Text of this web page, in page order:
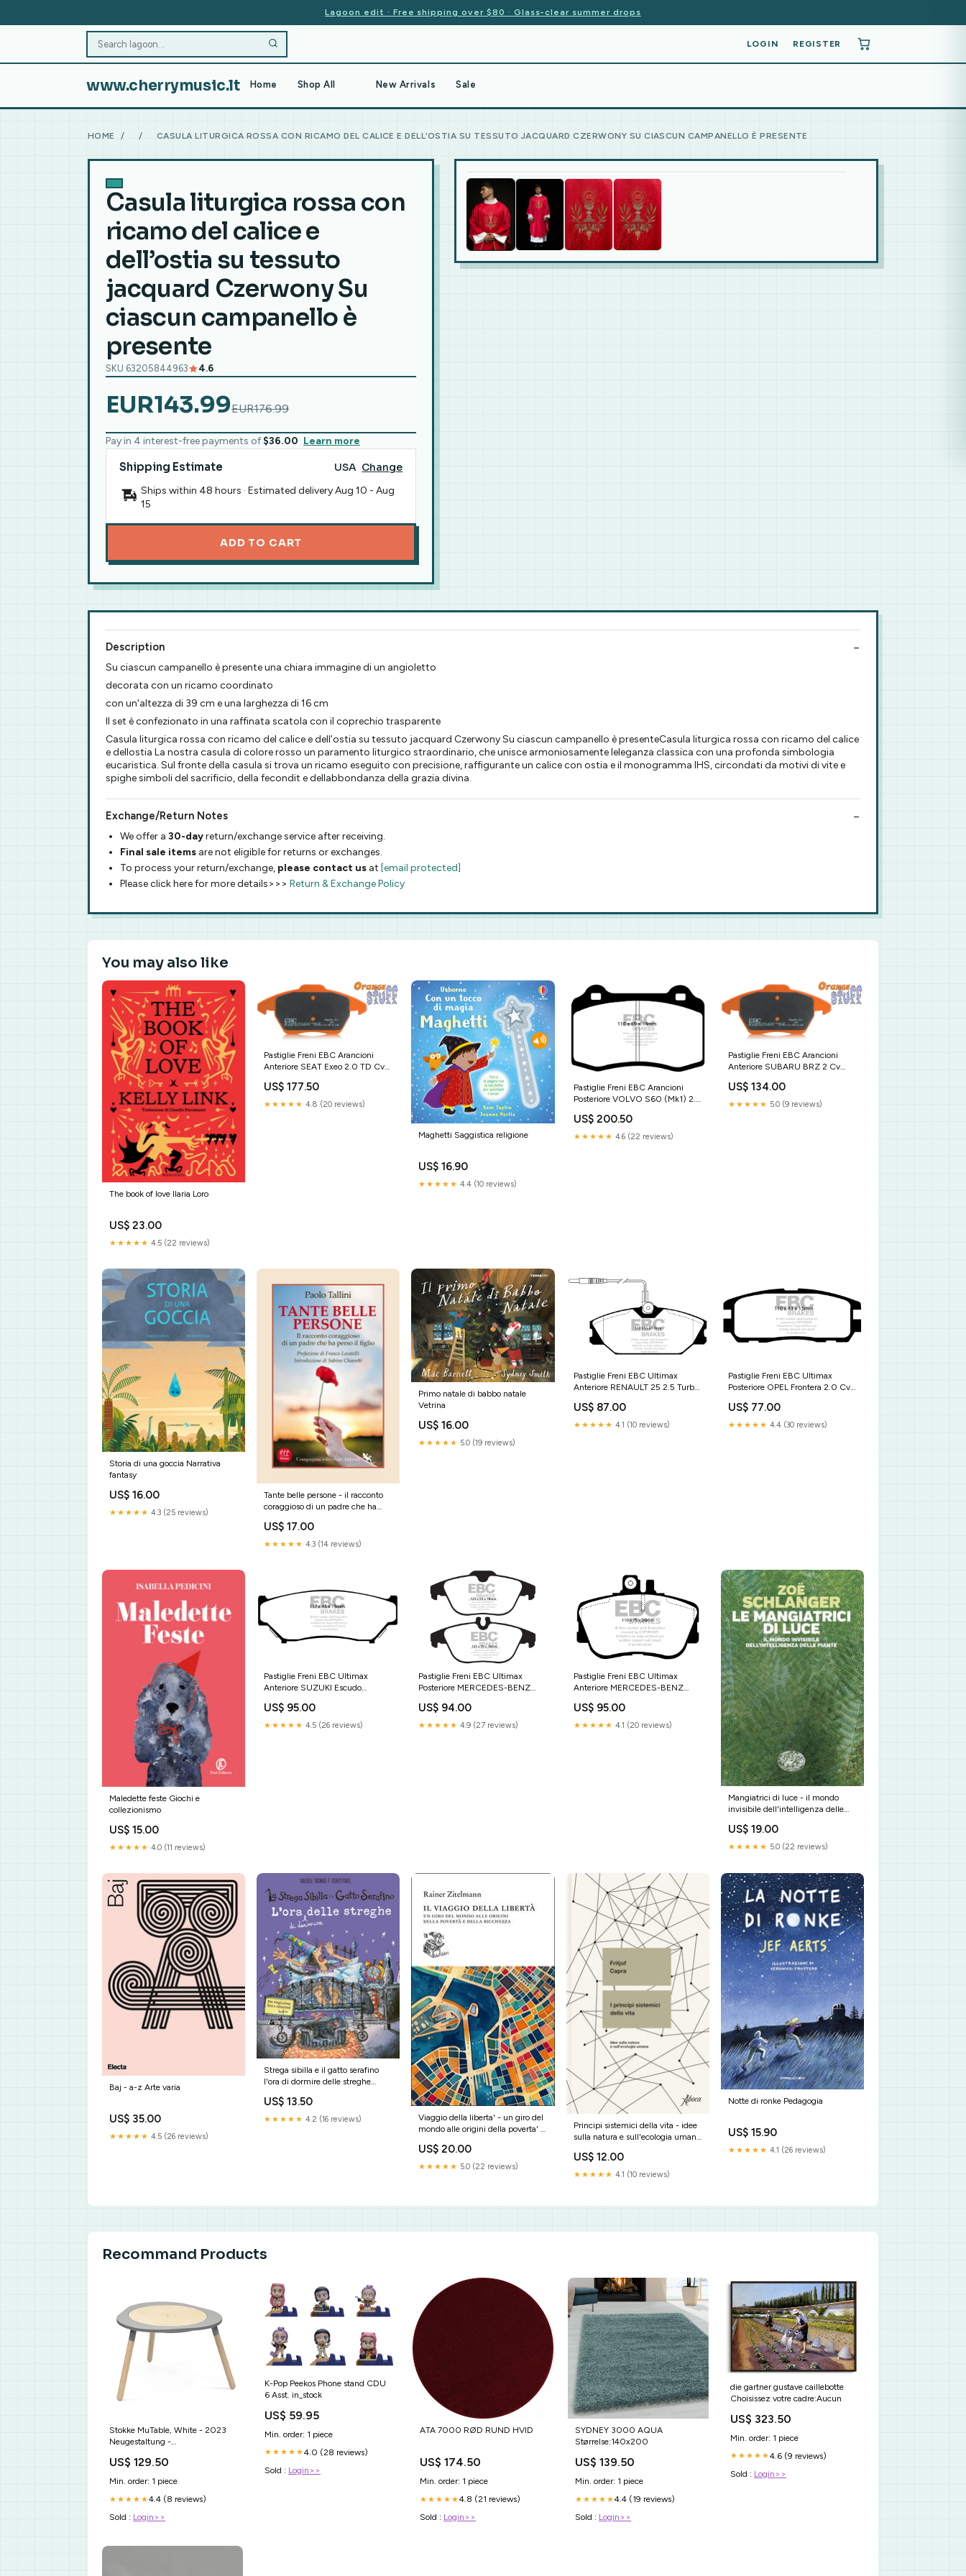
Lagoon edit · Free shipping over $80 · Glass-clear summer drops
LOGIN REGISTER
www.cherrymusic.lt Home Shop All New Arrivals Sale
HOME / / CASULA LITURGICA ROSSA CON RICAMO DEL CALICE E DELL’OSTIA SU TESSUTO JACQUARD CZERWONY SU CIASCUN CAMPANELLO È PRESENTE
Casula liturgica rossa con
ricamo del calice e
dell’ostia su tessuto
jacquard Czerwony Su
ciascun campanello è
presente
SKU 63205844963 4.6
EUR143.99EUR176.99
Pay in 4 interest-free payments of $36.00 Learn more
Shipping Estimate USA Change
Ships within 48 hours · Estimated deliveryAug 10 - Aug
15
ADD TO CART
Description
Su ciascun campanello è presente una chiara immagine di un angioletto
decorata con un ricamo coordinato
con un'altezza di 39 cm e una larghezza di 16 cm
Il set è confezionato in una raffinata scatola con il coprechio trasparente
Casula liturgica rossa con ricamo del calice e dell’ostia su tessuto jacquard Czerwony Su ciascun campanello è presenteCasula liturgica rossa con ricamo del calice
e dellostia La nostra casula di colore rosso un paramento liturgico straordinario, che unisce armoniosamente leleganza classica con una profonda simbologia
eucaristica. Sul fronte della casula si trova un ricamo eseguito con precisione, raffigurante un calice con ostia e il monogramma IHS, circondati da motivi di vite e
spighe simboli del sacrificio, della fecondit e dellabbondanza della grazia divina.
Exchange/Return Notes
We offer a 30-dayreturn/exchange service after receiving.
Final sale items are not eligible for returns or exchanges.
To process your return/exchange, please contact us at [email protected]
Please click here for more details>>> Return & Exchange Policy
You may also like
The book of love Ilaria Loro
US$ 23.00
★★★★★ 4.5 (22 reviews)
Pastiglie Freni EBC Arancioni
Anteriore SEAT Exeo 2.0 TD Cv
Diametro disco 320mm MATT
GRAPHITE / BLACK LIP
US$ 177.50
★★★★★ 4.8 (20 reviews)
Maghetti Saggistica religione
US$ 16.90
★★★★★ 4.4 (10 reviews)
Pastiglie Freni EBC Arancioni
Posteriore VOLVO S60 (Mk1) 2.5
Pinza Brembo Diametro disco
330mm Superb (Mk4 (3Y))
US$ 200.50
★★★★★ 4.6 (22 reviews)
Pastiglie Freni EBC Arancioni
Anteriore SUBARU BRZ 2 Cv
Tokico Diametro disco 294mm
Sku:DP91884
US$ 134.00
★★★★★ 5.0 (9 reviews)
Storia di una goccia Narrativa
fantasy
US$ 16.00
★★★★★ 4.3 (25 reviews)
Tante belle persone - il racconto
coraggioso di un padre che ha
US$ 17.00
★★★★★ 4.3 (14 reviews)
Primo natale di babbo natale
Vetrina
US$ 16.00
★★★★★ 5.0 (19 reviews)
Pastiglie Freni EBC Ultimax
Anteriore RENAULT 25 2.5 Turbo
Girling/TRW Diametro disco
280mm Corolla (Mk8 (E110))
US$ 87.00
★★★★★ 4.1 (10 reviews)
Pastiglie Freni EBC Ultimax
Posteriore OPEL Frontera 2.0 Cv
Diametro disco 313mm
Sku:DP974
US$ 77.00
★★★★★ 4.4 (30 reviews)
Maledette feste Giochi e
collezionismo
US$ 15.00
★★★★★ 4.0 (11 reviews)
Pastiglie Freni EBC Ultimax
Anteriore SUZUKI Escudo
Pinza Diametro disco 290mm
Sku:DP979
US$ 95.00
★★★★★ 4.5 (26 reviews)
Pastiglie Freni EBC Ultimax
Posteriore MERCEDES-BENZ
3 Cv 231 dal 2009 al 2017 Pinza
Diametro disco 300mm Serie 5
US$ 94.00
★★★★★ 4.9 (27 reviews)
Pastiglie Freni EBC Ultimax
Anteriore MERCEDES-BENZ
1993 al 1996 Pinza Girling/TRW
Diametro disco 284mm
US$ 95.00
★★★★★ 4.1 (20 reviews)
Mangiatrici di luce - il mondo
invisibile dell'intelligenza delle
US$ 19.00
★★★★★ 5.0 (22 reviews)
Baj - a-z Arte varia
US$ 35.00
★★★★★ 4.5 (26 reviews)
Strega sibilla e il gatto serafino
l'ora di dormire delle streghe
US$ 13.50
★★★★★ 4.2 (16 reviews)
Viaggio della liberta' - un giro del
mondo alle origini della poverta' e
scienza
US$ 20.00
★★★★★ 5.0 (22 reviews)
Principi sistemici della vita - idee
sulla natura e sull'ecologia umana
US$ 12.00
★★★★★ 4.1 (10 reviews)
Notte di ronke Pedagogia
US$ 15.90
★★★★★ 4.1 (26 reviews)
Recommand Products
Stokke MuTable, White - 2023
Neugestaltung -
- Inklusive DREI doppelseitiger
Spielscheiben - Geeignet ab 18
Monaten bis 8 Jahre im Sale
fashion_kinder_sale
US$ 129.50
Min. order: 1 piece
★★★★★4.4 (8 reviews)
Sold : Login>>
K-Pop Peekos Phone stand CDU
6 Asst. in_stock
US$ 59.95
Min. order: 1 piece
★★★★★4.0 (28 reviews)
Sold : Login>>
ATA 7000 RØD RUND HVID
US$ 174.50
Min. order: 1 piece
★★★★★4.8 (21 reviews)
Sold : Login>>
SYDNEY 3000 AQUA
Størrelse:140x200
US$ 139.50
Min. order: 1 piece
★★★★★4.4 (19 reviews)
Sold : Login>>
die gartner gustave caillebotte
Choisissez votre cadre:Aucun
US$ 323.50
Min. order: 1 piece
★★★★★4.6 (9 reviews)
Sold : Login>>